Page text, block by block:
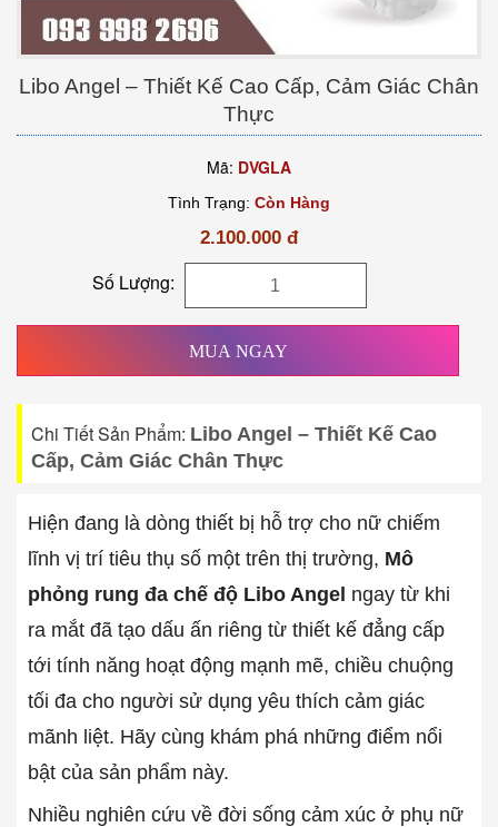
Libo Angel – Thiết Kế Cao Cấp, Cảm Giác Chân
Thực
Mã: DVGLA
Tình Trạng: Còn Hàng
2.100.000 đ
Số Lượng:
MUA NGAY
Chi Tiết Sản Phẩm: Libo Angel – Thiết Kế Cao
Cấp, Cảm Giác Chân Thực
Hiện đang là dòng thiết bị hỗ trợ cho nữ chiếm
lĩnh vị trí tiêu thụ số một trên thị trường, Mô
phỏng rung đa chế độ Libo Angel ngay từ khi
ra mắt đã tạo dấu ấn riêng từ thiết kế đẳng cấp
tới tính năng hoạt động mạnh mẽ, chiều chuộng
tối đa cho người sử dụng yêu thích cảm giác
mãnh liệt. Hãy cùng khám phá những điểm nổi
bật của sản phẩm này.
Nhiều nghiên cứu về đời sống cảm xúc ở phụ nữ